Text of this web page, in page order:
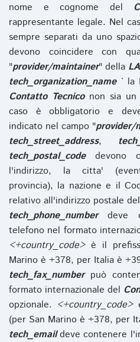
nome e cognome del
rappresentante legale. Nel
sempre separati da uno
devono coincidere con
"provider/maintainer" della
tech_organization_name` la
Contatto Tecniconon sia un
caso è obbligatorio e
indicato nel campo "provider/
tech_street_address,
tech_postal_codedevono
l'indirizzo, la citta'
provincia), la nazione e il
relativo all'indirizzo postale del
tech_phone_numberdeve
telefono nel formato
<+country_code>è il
Marino è +378, per Italia è
tech_fax_numberpuò
formato internazionale del
opzionale. <+country_code>
(per San Marino è +378, per
tech_emaildeve contenere